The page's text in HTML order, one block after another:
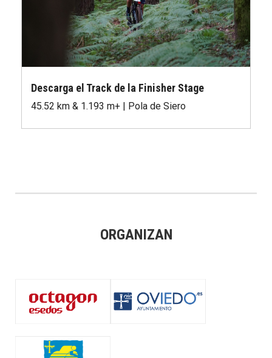
Descarga el Track de la Finisher Stage
45.52 km & 1.193 m+ | Pola de Siero
ORGANIZAN